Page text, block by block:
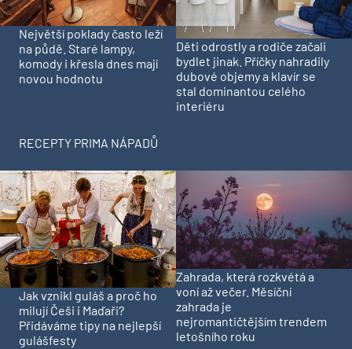
Největší poklady často leží
na půdě. Staré lampy,
komody i křesla dnes mají
novou hodnotu
Děti odrostly a rodiče začali
bydlet jinak. Příčky nahradily
dubové objemy a klavír se
stal dominantou celého
interiéru
RECEPTY PRIMA NÁPADŮ
Jak vznikl guláš a proč ho
milují Češi i Maďaři?
Přidáváme tipy na nejlepší
gulášfesty
Zahrada, která rozkvétá a
voní až večer. Měsíční
zahrada je
nejromantičtějším trendem
letošního roku